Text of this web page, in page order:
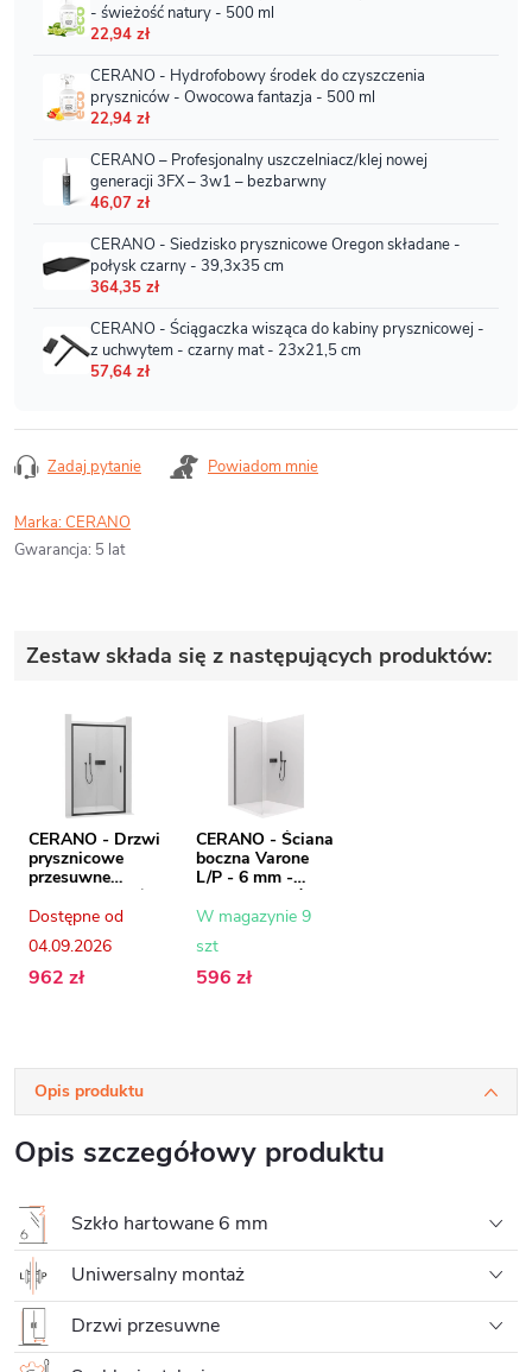
Zadaj pytanie Powiadom mnie
Marka:CERANO
Gwarancja: 5 lat
Zestaw składa się z następujących produktów:
CERANO - Drzwi
prysznicowe
przesuwne
Varone LINE L/R -
6 mm - matowa
transparentne -
110x195 cm
Dostępne od
04.09.2026
962 zł
CERANO - Ściana
boczna Varone
L/P - 6 mm -
matowa czerń,
szkło
100x195 cm
W magazynie 9
szt
596 zł
Opis produktu
Opis szczegółowy produktu
Szkło hartowane 6 mm
Uniwersalny montaż
Drzwi przesuwne